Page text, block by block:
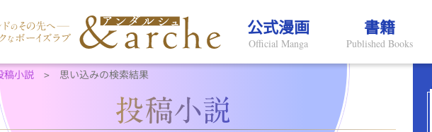
公式漫画
Official Manga
書籍
Published Books
稿小説 思い込みの検索結果